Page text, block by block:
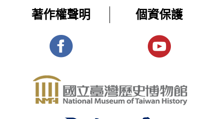
著作權聲明 個資保護